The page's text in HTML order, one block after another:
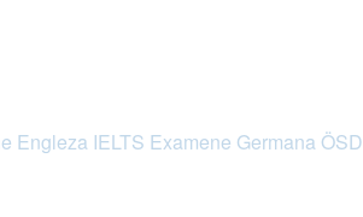
Engleza IELTS Examene Germana ÖSD